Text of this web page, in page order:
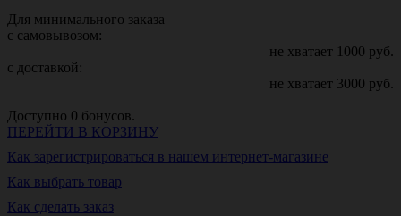
Для минимального заказа
с самовывозом:
не хватает 1000 руб.
с доставкой:
не хватает 3000 руб.
Доступно 0 бонусов.
ПЕРЕЙТИ В КОРЗИНУ
Как зарегистрироваться в нашем интернет-магазине
Как выбрать товар
Как сделать заказ